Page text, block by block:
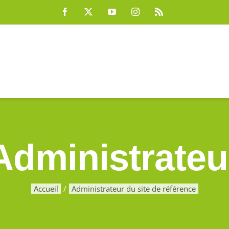
Facebook YouTubeInstagram
Accueil Administrateur du site de référence